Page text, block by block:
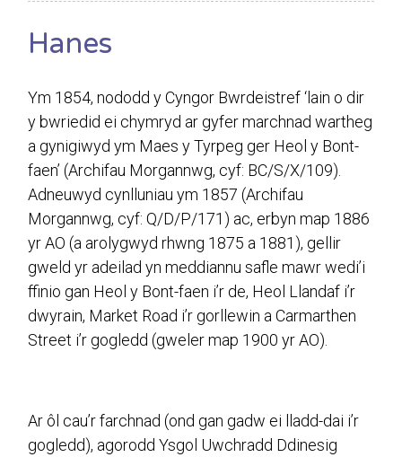
Hanes
Ym 1854, nododd y Cyngor Bwrdeistref ‘lain o dir
y bwriedid ei chymryd ar gyfer marchnad wartheg
a gynigiwyd ym Maes y Tyrpeg ger Heol y Bont-
faen’ (Archifau Morgannwg, cyf: BC/S/X/109).
Adneuwyd cynlluniau ym 1857 (Archifau
Morgannwg, cyf: Q/D/P/171) ac, erbyn map 1886
yr AO (a arolygwyd rhwng 1875 a 1881), gellir
gweld yr adeilad yn meddiannu safle mawr wedi’i
ffinio gan Heol y Bont-faen i’r de, Heol Llandaf i’r
dwyrain, Market Road i’r gorllewin a Carmarthen
Street i’r gogledd (gweler map 1900 yr AO).
Ar ôl cau’r farchnad (ond gan gadw ei lladd-dai i’r
gogledd), agorodd Ysgol Uwchradd Ddinesig